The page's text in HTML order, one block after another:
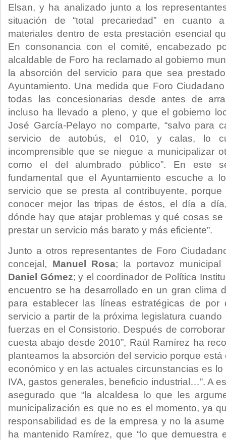
Elsan, y ha analizado junto a los
situación de “total precariedad” en cuanto
materiales dentro de esta prestación esencial
En consonancia con el comité, encabezado
alcaldable de Foro ha reclamado al gobierno
la absorción del servicio para que sea
Ayuntamiento. Una medida que Foro
todas las concesionarias desde antes de
incluso ha llevado a pleno, y que el gobierno
José García-Pelayo no comparte, “salvo para
servicio de autobús, el 010, y calas, lo
incomprensible que se niegue a municipalizar
como el del alumbrado público”. En este
fundamental que el Ayuntamiento escuche a
servicio que se presta al contribuyente,
conocer mejor las tripas de éstos, el día a
dónde hay que atajar problemas y qué cosas
prestar un servicio más barato y más eficiente”.
Junto a otros representantes de Foro
concejal, Manuel Rosa; la portavoz
Daniel Gómez; y el coordinador de Política
encuentro se ha desarrollado en un gran clima
para establecer las líneas estratégicas de
servicio a partir de la próxima legislatura
fuerzas en el Consistorio. Después de
cuesta abajo desde 2010”, Raúl Ramírez ha
planteamos la absorción del servicio porque
económico y en las actuales circunstancias es
IVA, gastos generales, beneficio industrial…”. A
asegurado que “la alcaldesa lo que les
municipalización es que no es el momento, ya
responsabilidad es de la empresa y no la
ha mantenido Ramírez, que “lo que demuestra